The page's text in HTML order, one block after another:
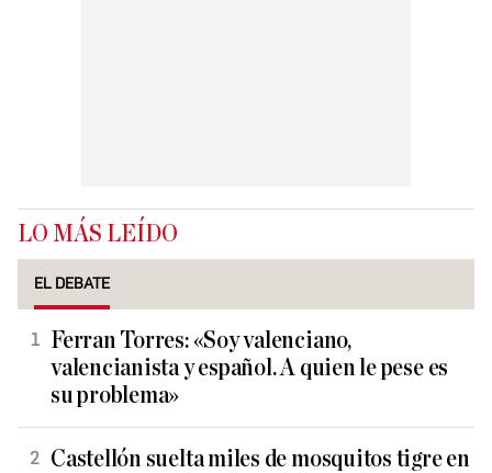
LO MÁS LEÍDO
EL DEBATE
Ferran Torres: «Soy valenciano,
valencianista y español. A quien le pese es
su problema»
Castellón suelta miles de mosquitos tigre en